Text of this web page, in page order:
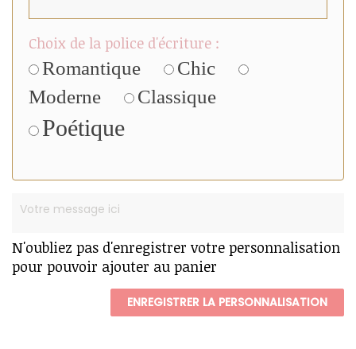
Choix de la police d'écriture :
Romantique
Chic
Moderne
Classique
Poétique
N'oubliez pas d'enregistrer votre personnalisation
pour pouvoir ajouter au panier
ENREGISTRER LA PERSONNALISATION